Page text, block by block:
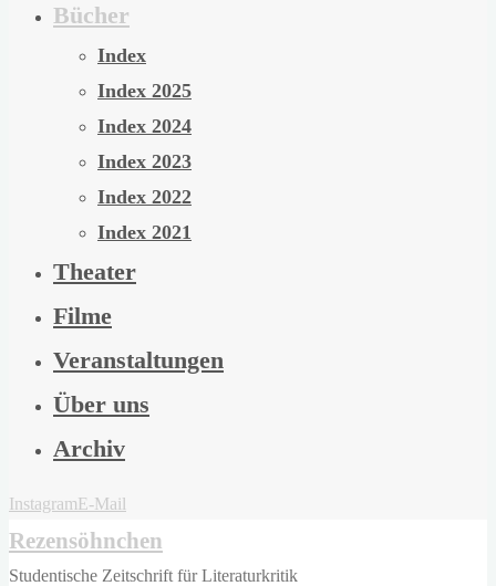
Bücher
Index
Index 2025
Index 2024
Index 2023
Index 2022
Index 2021
Theater
Filme
Veranstaltungen
Über uns
Archiv
InstagramE-Mail
Rezensöhnchen
Studentische Zeitschrift für Literaturkritik